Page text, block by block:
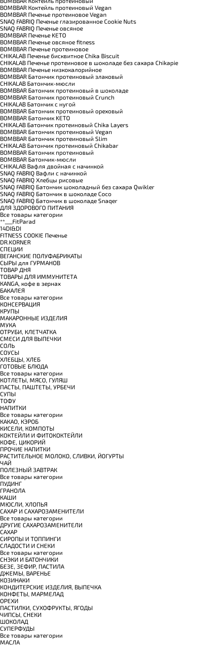
BOMBBAR Коктейль протеиновый Vegan
BOMBBAR Печенье протеиновое Vegan
SNAQ FABRIQ Печенье глазированное Cookie Nuts
SNAQ FABRIQ Печенье овсяное
BOMBBAR Печенье KETO
BOMBBAR Печенье овсяное fitness
BOMBBAR Печенье протеиновое
CHIKALAB Печенье бисквитное Chika Biscuit
CHIKALAB Печенье протеиновое в шоколаде без сахара Chikapie
BOMBBAR Печенье низкокалорийное
BOMBBAR Батончик протеиновый злаковый
CHIKALAB Батончик-мюсли
BOMBBAR Батончик протеиновый в шоколаде
BOMBBAR Батончик протеиновый Crunch
CHIKALAB Батончик с нугой
BOMBBAR Батончик протеиновый ореховый
BOMBBAR Батончик KETO
CHIKALAB Батончик протеиновый Chika Layers
BOMBBAR Батончик протеиновый Vegan
BOMBBAR Батончик протеиновый Slim
CHIKALAB Батончик протеиновый Chikabar
BOMBBAR Батончик протеиновый
BOMBBAR Батончик-мюсли
CHIKALAB Вафля двойная с начинкой
SNAQ FABRIQ Вафли с начинкой
SNAQ FABRIQ Хлебцы рисовые
SNAQ FABRIQ Батончик шоколадный без сахара Qwikler
SNAQ FABRIQ Батончик в шоколаде Coco
SNAQ FABRIQ Батончик в шоколаде Snaqer
ДЛЯ ЗДОРОВОГО ПИТАНИЯ
Все товары категории
**___FitParad
14DI&DI
FITNESS COOKIE Печенье
DR.KORNER
СПЕЦИИ
ВЕГАНСКИЕ ПОЛУФАБРИКАТЫ
СЫРЫ для ГУРМАНОВ
TОВАР ДНЯ
TОВАРЫ ДЛЯ ИММУНИТЕТА
КANGA, кофе в зернах
БАКАЛЕЯ
Все товары категории
КОНСЕРВАЦИЯ
КРУПЫ
МАКАРОННЫЕ ИЗДЕЛИЯ
МУКА
ОТРУБИ, КЛЕТЧАТКА
СМЕСИ ДЛЯ ВЫПЕЧКИ
СОЛЬ
СОУСЫ
ХЛЕБЦЫ, ХЛЕБ
ГОТОВЫЕ БЛЮДА
Все товары категории
КОТЛЕТЫ, МЯСО, ГУЛЯШ
ПАСТЫ, ПАШТЕТЫ, УРБЕЧИ
СУПЫ
ТОФУ
НАПИТКИ
Все товары категории
КАКАО, КЭРОБ
КИСЕЛИ, КОМПОТЫ
КОКТЕЙЛИ И ФИТОКОКТЕЙЛИ
КОФЕ, ЦИКОРИЙ
ПРОЧИЕ НАПИТКИ
РАСТИТЕЛЬНОЕ МОЛОКО, СЛИВКИ, ЙОГУРТЫ
ЧАЙ
ПОЛЕЗНЫЙ ЗАВТРАК
Все товары категории
ПУДИНГ
ГРАНОЛА
КАШИ
МЮСЛИ, ХЛОПЬЯ
САХАР И САХАРОЗАМЕНИТЕЛИ
Все товары категории
ДРУГИЕ САХАРОЗАМЕНИТЕЛИ
САХАР
СИРОПЫ И ТОППИНГИ
СЛАДОСТИ И СНЕКИ
Все товары категории
СНЭКИ И БАТОНЧИКИ
БЕЗЕ, ЗЕФИР, ПАСТИЛА
ДЖЕМЫ, ВАРЕНЬЕ
КОЗИНАКИ
КОНДИТЕРСКИЕ ИЗДЕЛИЯ, ВЫПЕЧКА
КОНФЕТЫ, МАРМЕЛАД
ОРЕХИ
ПАСТИЛКИ, СУХОФРУКТЫ, ЯГОДЫ
ЧИПСЫ, СНЕКИ
ШОКОЛАД
СУПЕРФУДЫ
Все товары категории
МАСЛА